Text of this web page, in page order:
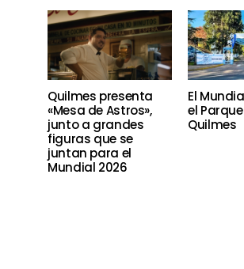
Quilmes presenta
«Mesa de Astros»,
junto a grandes
figuras que se
juntan para el
Mundial 2026
El
el
Quilmes